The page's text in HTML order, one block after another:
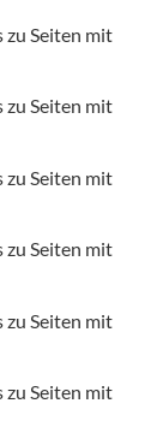
zu Seiten mit
zu Seiten mit
zu Seiten mit
zu Seiten mit
zu Seiten mit
zu Seiten mit